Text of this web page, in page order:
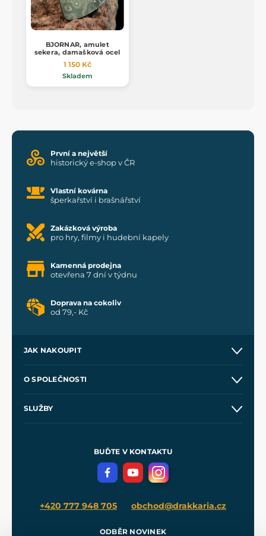
BJORNAR, amulet
sekera, damašková ocel
1 150 Kč
Skladem
První a největší
historický e-shop v ČR
Vlastní kovárna
šperkařství i brašnářství
Zakázková výroba
pro hry, filmy i hudební kapely
Kamenná prodejna
otevřena 7 dní v týdnu
Doprava na cokoliv
od 79,- Kč
JAK NAKOUPIT
Velkoobchod
O SPOLEČNOSTI
SLUŽBY
Meče pro Kingdom Come
BUĎTE V KONTAKTU
+420 777 948 705 obchod@drakkaria.cz
ODBĚR NOVINEK